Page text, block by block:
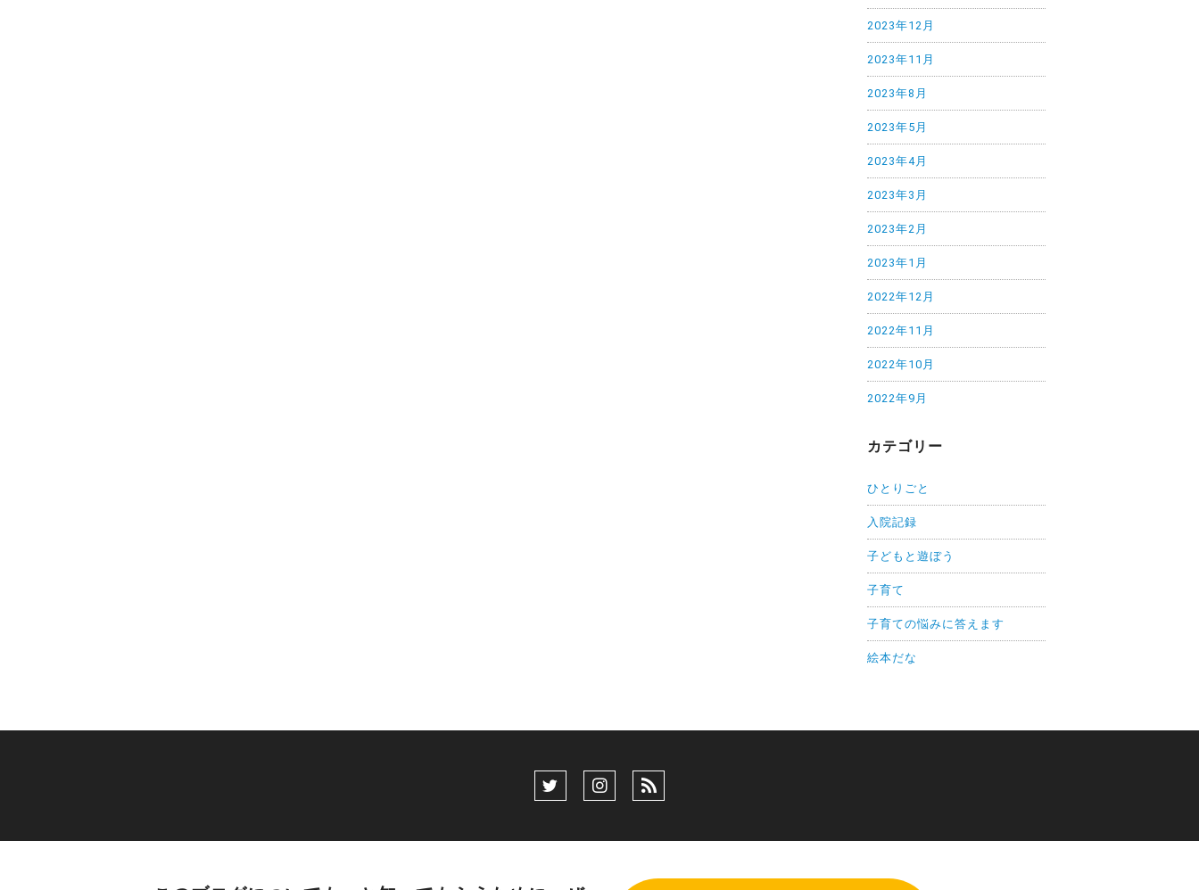
2023年12月
2023年11月
2023年8月
2023年5月
2023年4月
2023年3月
2023年2月
2023年1月
2022年12月
2022年11月
2022年10月
2022年9月
カテゴリー
ひとりごと
入院記録
子どもと遊ぼう
子育て
子育ての悩みに答えます
絵本だな